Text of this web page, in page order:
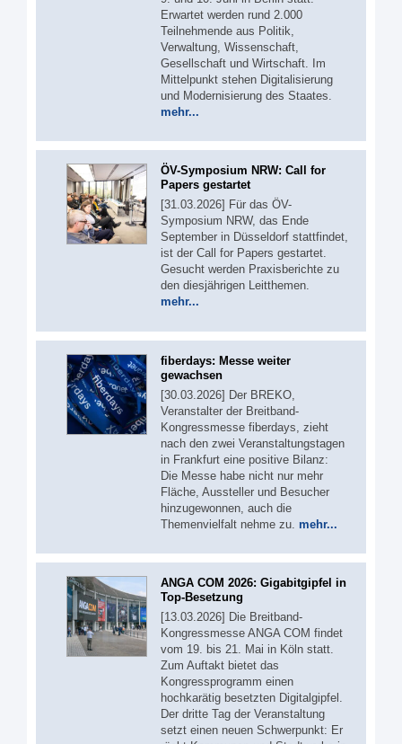
Erwartet werden rund 2.000
Teilnehmende aus Politik,
Verwaltung, Wissenschaft,
Gesellschaft und Wirtschaft. Im
Mittelpunkt stehen Digitalisierung
und Modernisierung des Staates.
mehr...
ÖV-Symposium NRW: Call for
Papers gestartet
[31.03.2026] Für das ÖV-
Symposium NRW, das Ende
September in Düsseldorf stattfindet,
ist der Call for Papers gestartet.
Gesucht werden Praxisberichte zu
den diesjährigen Leitthemen.
mehr...
fiberdays: Messe weiter
gewachsen
[30.03.2026] Der BREKO,
Veranstalter der Breitband-
Kongressmesse fiberdays, zieht
nach den zwei Veranstaltungstagen
in Frankfurt eine positive Bilanz:
Die Messe habe nicht nur mehr
Fläche, Aussteller und Besucher
hinzugewonnen, auch die
Themenvielfalt nehme zu. mehr...
ANGA COM 2026: Gigabitgipfel in
Top-Besetzung
[13.03.2026] Die Breitband-
Kongressmesse ANGA COM findet
vom 19. bis 21. Mai in Köln statt.
Zum Auftakt bietet das
Kongressprogramm einen
hochkarätig besetzten Digitalgipfel.
Der dritte Tag der Veranstaltung
setzt einen neuen Schwerpunkt: Er